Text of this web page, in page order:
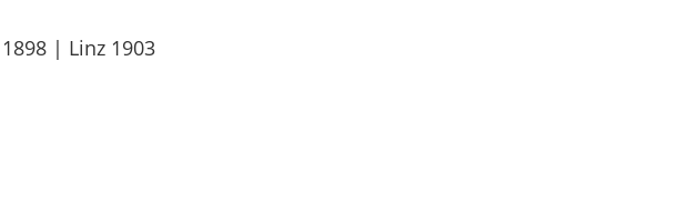
| Linz 1903